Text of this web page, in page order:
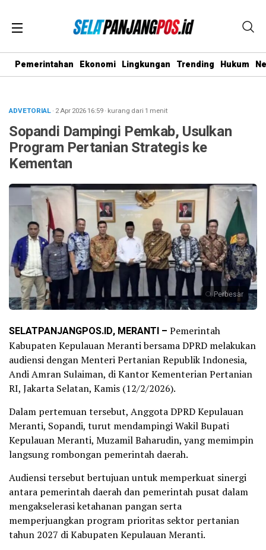
Pemerintahan Ekonomi Lingkungan Trending Hukum
ADVETORIAL· 2 Apr 202616:59· kurang dari 1 menit
Sopandi Dampingi Pemkab, Usulkan
Program Pertanian Strategis ke
Kementan
Perbesar
SELATPANJANGPOS.ID, MERANTI – Pemerintah
Kabupaten Kepulauan Meranti bersama DPRD melakukan
audiensi dengan Menteri Pertanian Republik Indonesia,
Andi Amran Sulaiman, di Kantor Kementerian Pertanian
RI, Jakarta Selatan, Kamis (12/2/2026).
Dalam pertemuan tersebut, Anggota DPRD Kepulauan
Meranti, Sopandi, turut mendampingi Wakil Bupati
Kepulauan Meranti, Muzamil Baharudin, yang memimpin
langsung rombongan pemerintah daerah.
Audiensi tersebut bertujuan untuk memperkuat sinergi
antara pemerintah daerah dan pemerintah pusat dalam
mengakselerasi ketahanan pangan serta
memperjuangkan program prioritas sektor pertanian
tahun 2027 di Kabupaten Kepulauan Meranti.